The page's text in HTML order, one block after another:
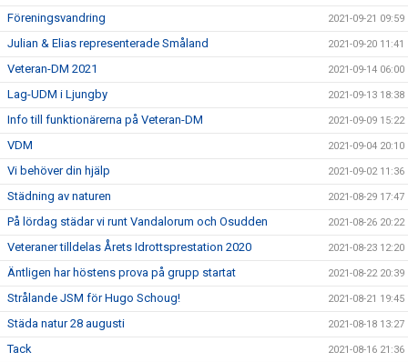
Föreningsvandring 2021-09-21 09:59
Julian & Elias representerade Småland 2021-09-20 11:41
Veteran-DM 2021 2021-09-14 06:00
Lag-UDM i Ljungby 2021-09-13 18:38
Info till funktionärerna på Veteran-DM 2021-09-09 15:22
VDM 2021-09-04 20:10
Vi behöver din hjälp 2021-09-02 11:36
Städning av naturen 2021-08-29 17:47
På lördag städar vi runt Vandalorum och Osudden 2021-08-26 20:22
Veteraner tilldelas Årets Idrottsprestation 2020 2021-08-23 12:20
Äntligen har höstens prova på grupp startat 2021-08-22 20:39
Strålande JSM för Hugo Schoug! 2021-08-21 19:45
Städa natur 28 augusti 2021-08-18 13:27
Tack 2021-08-16 21:36